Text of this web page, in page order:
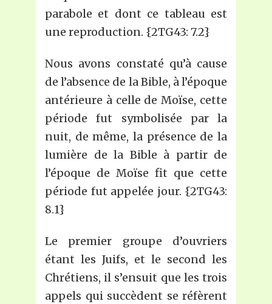
parabole et dont ce tableau est
une reproduction. {2TG43: 7.2}
Nous avons constaté qu’à cause
de l’absence de la Bible, à l’époque
antérieure à celle de Moïse, cette
période fut symbolisée par la
nuit, de même, la présence de la
lumière de la Bible à partir de
l’époque de Moïse fit que cette
période fut appelée jour. {2TG43:
8.1}
Le premier groupe d’ouvriers
étant les Juifs, et le second les
Chrétiens, il s’ensuit que les trois
appels qui succèdent se réfèrent